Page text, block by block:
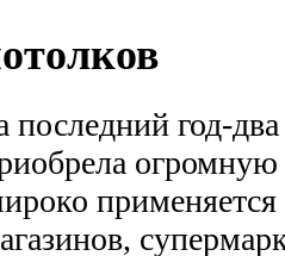
последний год-
применяется